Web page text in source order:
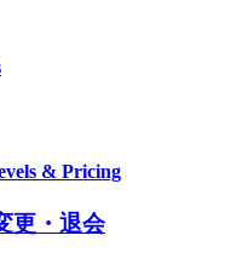
& Pricing
更・退会